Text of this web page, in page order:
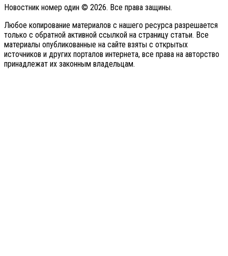
Новостник номер один © 2026. Все права защины.
Любое копирование материалов с нашего ресурса разрешается
только с обратной активной ссылкой на страницу статьи. Все
материалы опубликованные на сайте взяты с открытых
источников и других порталов интернета, все права на авторство
принадлежат их законным владельцам.